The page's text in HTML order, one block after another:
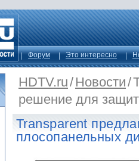
Форум Это интересно
HDTV.ru/Новости/
решение для
Transparent
плосопанельных